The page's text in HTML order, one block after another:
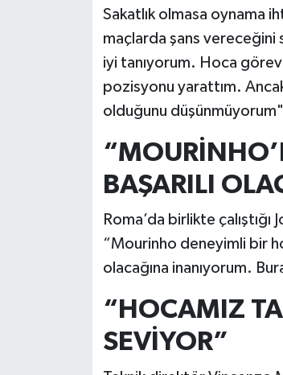
Sakatlık olmasa oynama
maçlarda şans vereceğini
iyi tanıyorum. Hoca
pozisyonu yarattım.
olduğunu
BAŞARILI
Roma’da birlikte
“Mourinho deneyimli bir
olacağına inanıyorum.
“HOCAMIZ
SEVİYOR”